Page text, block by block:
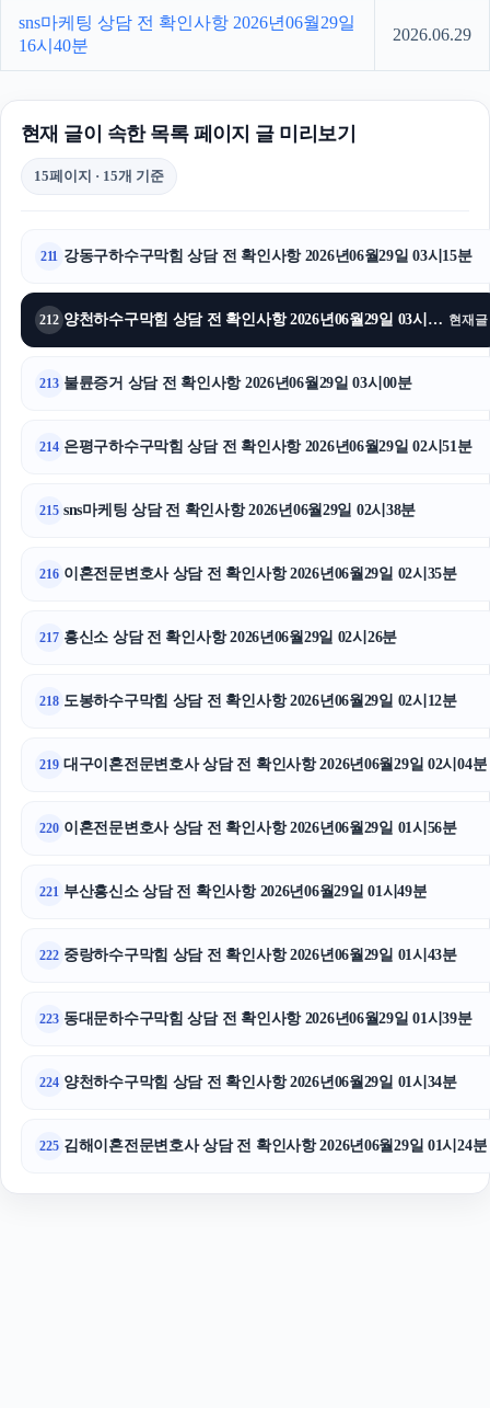
sns마케팅 상담 전 확인사항 2026년06월29일
16시40분
2026.06.29
현재 글이 속한 목록 페이지 글 미리보기
15페이지 · 15개 기준
211 강동구하수구막힘 상담 전 확인사항 2026년06월29일 03시15분
212 양천하수구막힘 상담 전 확인사항 2026년06월29일 03시08분 현재글
213 불륜증거 상담 전 확인사항 2026년06월29일 03시00분
214 은평구하수구막힘 상담 전 확인사항 2026년06월29일 02시51분
215 sns마케팅 상담 전 확인사항 2026년06월29일 02시38분
216 이혼전문변호사 상담 전 확인사항 2026년06월29일 02시35분
217 흥신소 상담 전 확인사항 2026년06월29일 02시26분
218 도봉하수구막힘 상담 전 확인사항 2026년06월29일 02시12분
219 대구이혼전문변호사 상담 전 확인사항 2026년06월29일 02시04분
220 이혼전문변호사 상담 전 확인사항 2026년06월29일 01시56분
221 부산흥신소 상담 전 확인사항 2026년06월29일 01시49분
222 중랑하수구막힘 상담 전 확인사항 2026년06월29일 01시43분
223 동대문하수구막힘 상담 전 확인사항 2026년06월29일 01시39분
224 양천하수구막힘 상담 전 확인사항 2026년06월29일 01시34분
225 김해이혼전문변호사 상담 전 확인사항 2026년06월29일 01시24분